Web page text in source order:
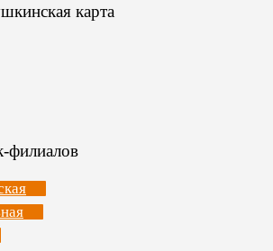
карта
филиалов